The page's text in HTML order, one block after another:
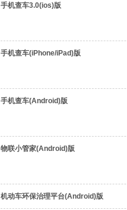
手机查车3.0(ios)版
手机查车(iPhone/iPad)版
手机查车(Android)版
物联小管家(Android)版
机动车环保治理平台(Android)版